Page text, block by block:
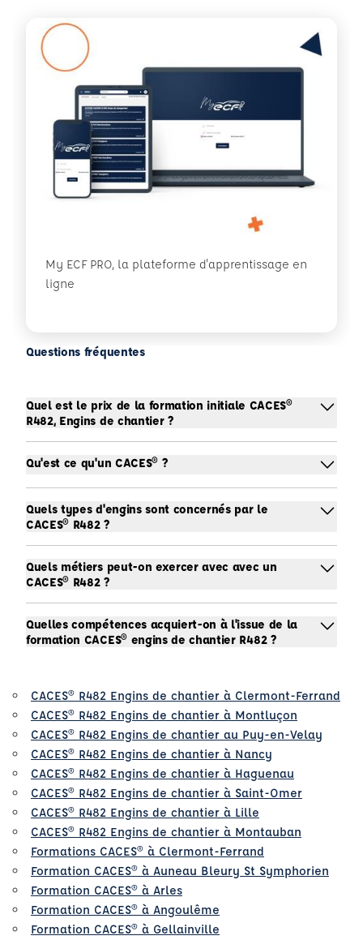
My ECF PRO, la plateforme d'apprentissage en
ligne
Questions fréquentes
Quel est le prix de la formation initiale CACES®
R482, Engins de chantier ?
Qu'est ce qu'un CACES® ?
Quels types d'engins sont concernés par le
CACES® R482 ?
Quels métiers peut-on exercer avec avec un
CACES® R482 ?
Quelles compétences acquiert-on à l'issue de la
formation CACES® engins de chantier R482 ?
CACES® R482 Engins de chantier à Clermont-Ferrand
CACES® R482 Engins de chantier à Montluçon
CACES® R482 Engins de chantier au Puy-en-Velay
CACES® R482 Engins de chantier à Nancy
CACES® R482 Engins de chantier à Haguenau
CACES® R482 Engins de chantier à Saint-Omer
CACES® R482 Engins de chantier à Lille
CACES® R482 Engins de chantier à Montauban
Formations CACES® à Clermont-Ferrand
Formation CACES® à Auneau Bleury St Symphorien
Formation CACES® à Arles
Formation CACES® à Angoulême
Formation CACES® à Gellainville